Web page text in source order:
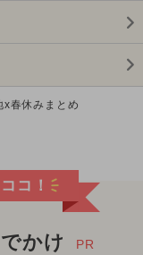
春休みまとめ
コ！
かけ PR